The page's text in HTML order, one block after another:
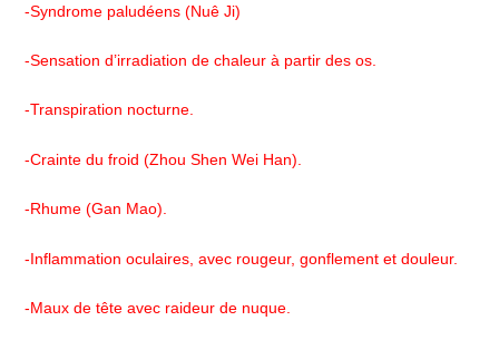
-Syndrome paludéens (Nuê Ji)
-Sensation d’irradiation de chaleur à partir des os.
-Transpiration nocturne.
-Crainte du froid (Zhou Shen Wei Han).
-Rhume (Gan Mao).
-Inflammation oculaires, avec rougeur, gonflement et douleur.
-Maux de tête avec raideur de nuque.